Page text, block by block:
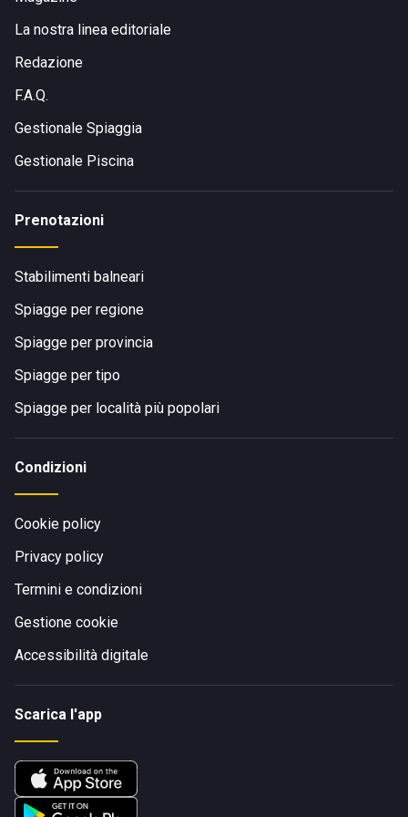
La nostra linea editoriale
Redazione
F.A.Q.
Gestionale Spiaggia
Gestionale Piscina
Prenotazioni
Stabilimenti balneari
Spiagge per regione
Spiagge per provincia
Spiagge per tipo
Spiagge per località più popolari
Condizioni
Cookie policy
Privacy policy
Termini e condizioni
Gestione cookie
Accessibilità digitale
Scarica l'app